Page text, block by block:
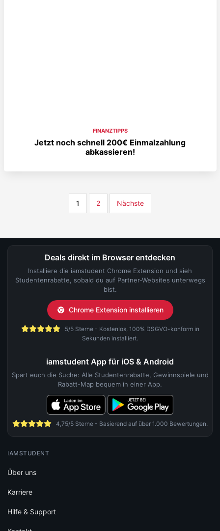
FINANZTIPPS
Jetzt noch schnell 200€ Einmalzahlung
abkassieren!
1 2 Nächste
Deals direkt im Browser entdecken
Installiere die iamstudent Chrome Extension und sieh
Studentenrabatte, sobald du auf Partner-Websites unterwegs
bist.
Chrome Extension installieren
5/5 Sterne - Kostenlos, 100% DSGVO-konform in
Sekunden installiert.
iamstudent App für iOS & Android
Spart euch die Suche: Alle Studentenrabatte, Gewinnspiele und
Rabatt-Map bequem in einer App.
4,75/5 Sterne - Basierend auf über 1.000 Bewertungen.
IAMSTUDENT
Über uns
Karriere
Hilfe & Support